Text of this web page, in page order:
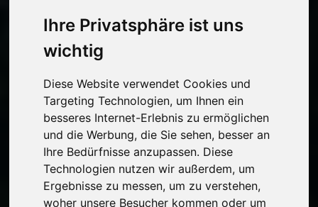
Ihre Privatsphäre ist uns
wichtig
Diese Website verwendet Cookies und
Targeting Technologien, um Ihnen ein
besseres Internet-Erlebnis zu ermöglichen
und die Werbung, die Sie sehen, besser an
Ihre Bedürfnisse anzupassen. Diese
Technologien nutzen wir außerdem, um
Ergebnisse zu messen, um zu verstehen,
woher unsere Besucher kommen oder um